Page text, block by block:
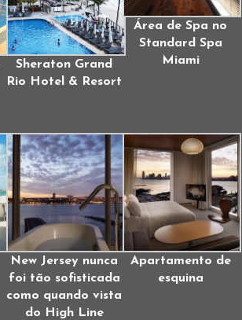
Sheraton Grand
Rio Hotel & Resort
Área de Spa no
Standard Spa
Miami
New Jersey nunca
foi tão sofisticada
como quando vista
do High Line
Apartamento de
esquina